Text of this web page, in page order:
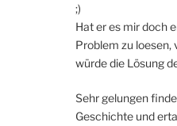
;)
Hat er es mir doch
Problem zu loesen,
würde die Lösung
Sehr gelungen
Geschichte und